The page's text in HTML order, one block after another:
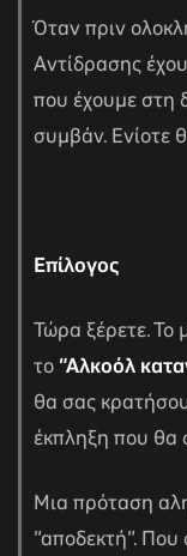
Όταν πριν
Αντίδρασης
που έχουμε στη
συμβάν. Ενίοτε
Επίλογος
Τώρα ξέρετε. Το
το“Αλκοόλ
θα σας
έκπληξη που θα
Μια πρόταση
“αποδεκτή”.